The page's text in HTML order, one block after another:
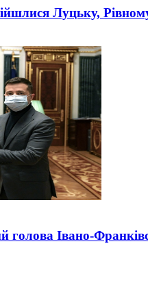
Луцьку,
голова Івано-